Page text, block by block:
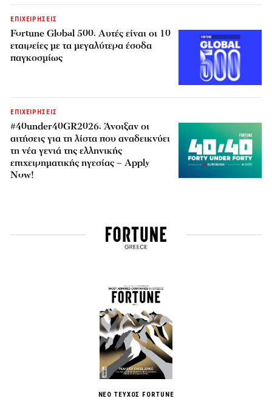
ΕΠΙΧΕΙΡΗΣΕΙΣ
Fortune Global 500: Αυτές είναι οι 10
εταιρείες με τα μεγαλύτερα έσοδα
παγκοσμίως
ΕΠΙΧΕΙΡΗΣΕΙΣ
#40under40GR2026: Άνοιξαν οι
αιτήσεις για τη λίστα που αναδεικνύει
τη νέα γενιά της ελληνικής
επιχειρηματικής ηγεσίας – Apply
Now!
ΝΕΟ ΤΕΥΧΟΣ FORTUNE